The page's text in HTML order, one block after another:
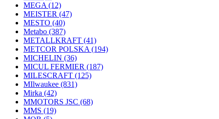
MEGA (12)
MEISTER (47)
MESTO (40)
Metabo (387)
METALLKRAFT (41)
METCOR POLSKA (194)
MICHELIN (36)
MICUL FERMIER (187)
MILESCRAFT (125)
MIlwaukee (831)
Mirka (42)
MMOTORS JSC (68)
MMS (19)